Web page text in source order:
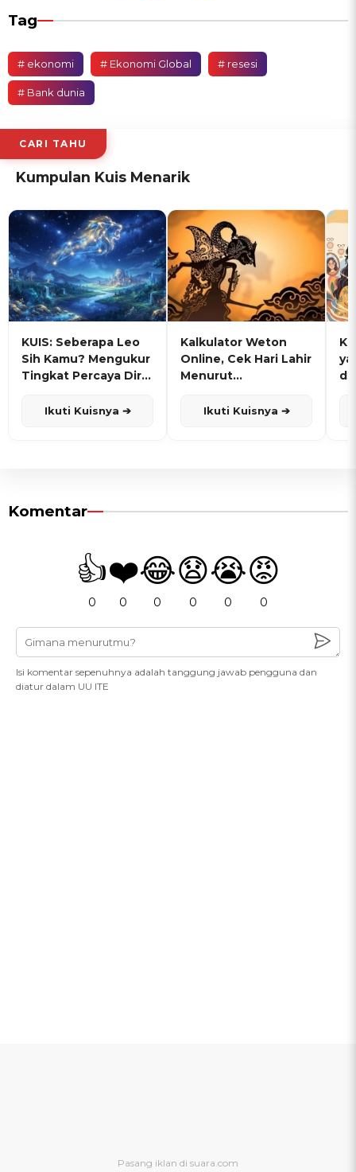
Tag
# ekonomi # Ekonomi Global # resesi
# Bank dunia
CARI TAHU
Kumpulan Kuis Menarik
KUIS: Seberapa Leo
Sih Kamu? Mengukur
Tingkat Percaya Diri
Ikuti Kuisnya ➔
Kalkulator Weton
Online, Cek Hari Lahir
Menurut
Ikuti Kuisnya ➔
Komentar
👍
0
❤️
0
😂
0
😧
0
😭
0
😡
0
Isi komentar sepenuhnya adalah tanggung jawab pengguna dan
diatur dalam UU ITE